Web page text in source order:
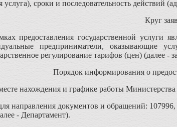
услуга), сроки и последовательность действий
Круг
предоставления государственной услуги
предприниматели, оказывающие
регулирование тарифов (цен) (далее -
Порядок информирования о
нахождения и графике работы
направления документов и обращений:
- Департамент).